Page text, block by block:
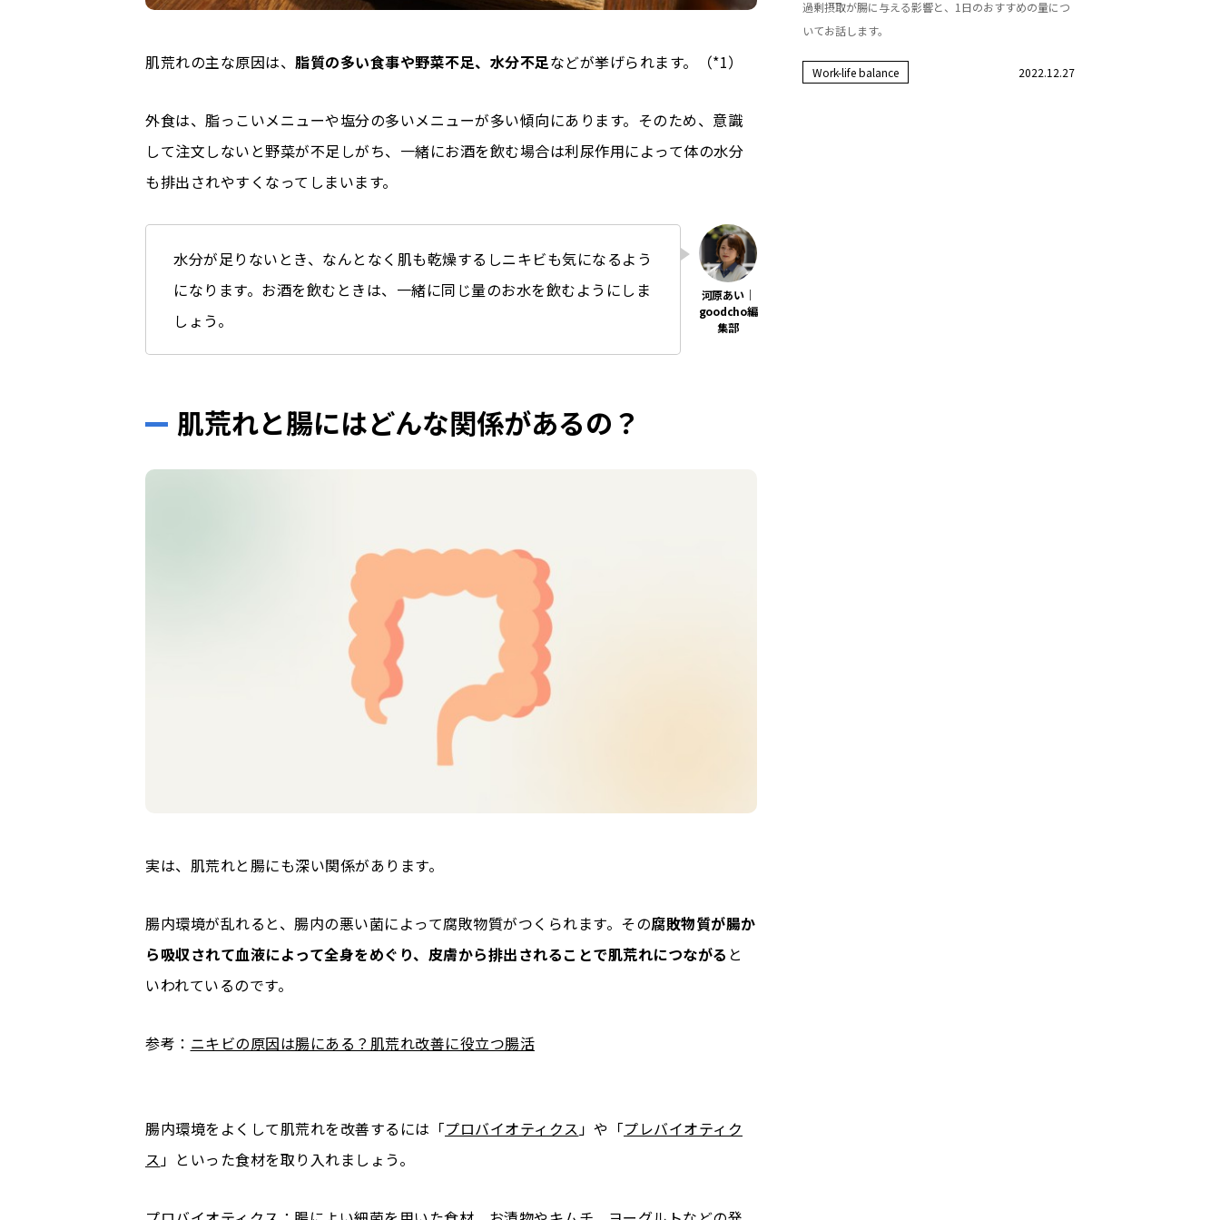
肌荒れの主な原因は、 脂質の多い食事や野菜不足、水分不足などが挙げられます。（*1）
外食は、脂っこいメニューや塩分の多いメニューが多い傾向にあります。そのため、意識
して注文しないと野菜が不足しがち、一緒にお酒を飲む場合は利尿作用によって体の水分
も排出されやすくなってしまいます。
水分が足りないとき、なんとなく肌も乾燥するしニキビも気になるよう
になります。お酒を飲むときは、一緒に同じ量のお水を飲むようにしま
しょう。
肌荒れと腸にはどんな関係があるの？
実は、肌荒れと腸にも深い関係があります。
腸内環境が乱れると、腸内の悪い菌によって腐敗物質がつくられます。その腐敗物質が腸か
ら吸収されて血液によって全身をめぐり、皮膚から排出されることで肌荒れにつながる と
いわれているのです。
参考： ニキビの原因は腸にある？肌荒れ改善に役立つ腸活
腸内環境をよくして肌荒れを改善するには「プロバイオティクス」や「プレバイオティク
ス」といった食材を取り入れましょう。
過剰摂取が腸に与える影響と、1日のおすすめの量につ
いてお話します。
Work-life balance 2022.12.27